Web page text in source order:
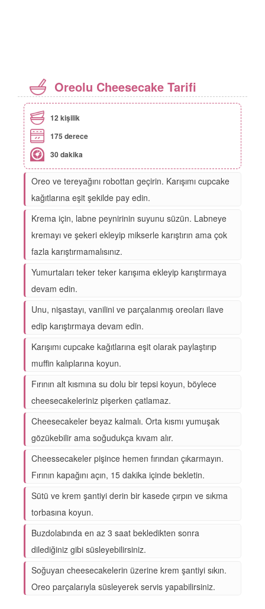
Oreolu Cheesecake Tarifi
12 kişilik
175 derece
30 dakika
Oreo ve tereyağını robottan geçirin. Karışımı cupcake
kağıtlarına eşit şekilde pay edin.
Krema için, labne peynirinin suyunu süzün. Labneye
kremayı ve şekeri ekleyip mikserle karıştırın ama çok
fazla karıştırmamalısınız.
Yumurtaları teker teker karışıma ekleyip karıştırmaya
devam edin.
Unu, nişastayı, vanilini ve parçalanmış oreoları ilave
edip karıştırmaya devam edin.
Karışımı cupcake kağıtlarına eşit olarak paylaştırıp
muffin kalıplarına koyun.
Fırının alt kısmına su dolu bir tepsi koyun, böylece
cheesecakeleriniz pişerken çatlamaz.
Cheesecakeler beyaz kalmalı. Orta kısmı yumuşak
gözükebilir ama soğudukça kıvam alır.
Cheessecakeler pişince hemen fırından çıkarmayın.
Fırının kapağını açın, 15 dakika içinde bekletin.
Sütü ve krem şantiyi derin bir kasede çırpın ve sıkma
torbasına koyun.
Buzdolabında en az 3 saat bekledikten sonra
dilediğiniz gibi süsleyebilirsiniz.
Soğuyan cheesecakelerin üzerine krem şantiyi sıkın.
Oreo parçalarıyla süsleyerek servis yapabilirsiniz.